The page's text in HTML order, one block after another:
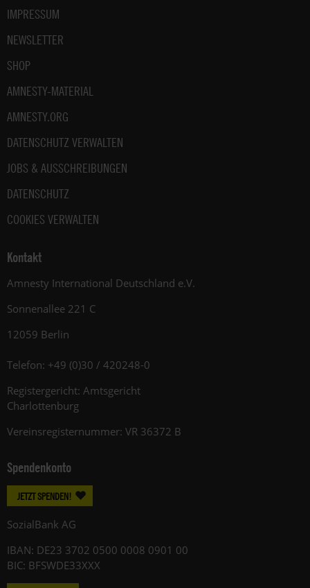
IMPRESSUM
NEWSLETTER
SHOP
AMNESTY-MATERIAL
AMNESTY.ORG
DATENSCHUTZ VERWALTEN
JOBS & AUSSCHREIBUNGEN
DATENSCHUTZ
COOKIES VERWALTEN
Kontakt
Amnesty International Deutschland e.V.
Sonnenallee 221 C
12059 Berlin
Telefon: +49 (0)30 / 420248-0
Registergericht: Amtsgericht
Charlottenburg
Vereinsregisternummer: VR 36372 B
Spendenkonto
JETZT SPENDEN!
SozialBank AG
IBAN: DE23 3702 0500 0008 0901 00
BIC: BFSWDE33XXX